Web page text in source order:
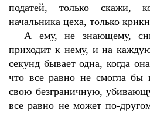
податей, только скажи,
начальника цеха, только
А ему, не знающему,
приходит к нему, и на
секунд бывает одна, когда
что все равно не смогла бы
свою безграничную,
все равно не может по-